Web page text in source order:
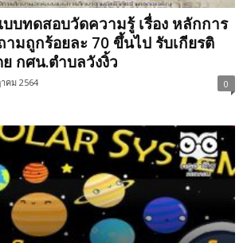
บทดสอบวัดความรู้ เรื่อง หลักการ
มถูกร้อยละ 70 ขึ้นไป รับเกียรติ
กศน.ตำบลวังงิ้ว
คม 2564 0